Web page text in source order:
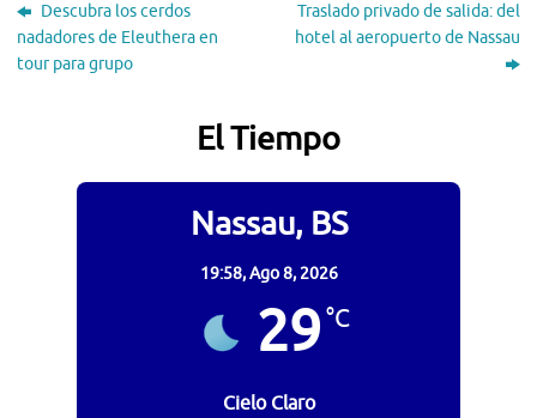
Descubra los cerdos
nadadores de Eleuthera en
tour para grupo
Traslado privado de salida: del
hotel al aeropuerto de Nassau
El Tiempo
Nassau, BS
19:58,Ago 8, 2026
29°C
Cielo Claro